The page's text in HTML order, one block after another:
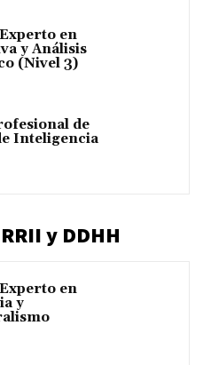
en
y Análisis
(Nivel 3)
de
Inteligencia
y DDHH
en
y